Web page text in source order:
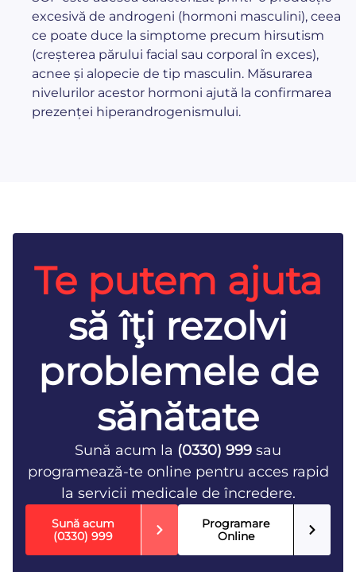
excesivă de androgeni (hormoni masculini), ceea
ce poate duce la simptome precum hirsutism
(creșterea părului facial sau corporal în exces),
acnee și alopecie de tip masculin. Măsurarea
nivelurilor acestor hormoni ajută la confirmarea
prezenței hiperandrogenismului.
Te putem ajuta
să îţi rezolvi
problemele de
sănătate
Sună acum la (0330) 999 sau
programează-te online pentru acces rapid
la servicii medicale de încredere.
Sună acum
(0330) 999
Programare
Online